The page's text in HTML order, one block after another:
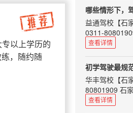
以上学历的
，随约随
也许确实会有
是驾校部分让
几百块，但是
所以，学车的
价。
可能你是第一
套考试科目。
驾校、教练之
个好的教练不
身上学习到正
学员技术掌握
这里先列举一
心有责任感；
羞辱；不会向
视同仁；诙谐
如何挑选好教
好教练就如好对
哪些情形下，
益通驾校 【石
0311-
交通部门正式
套考试科目。
机动车驾驶人
销其机动车驾
一、死亡的；
二、身体条件
查看详情
初学驾驶最规
华丰驾校 【石
80801909 石
安、交通部门
查看详情